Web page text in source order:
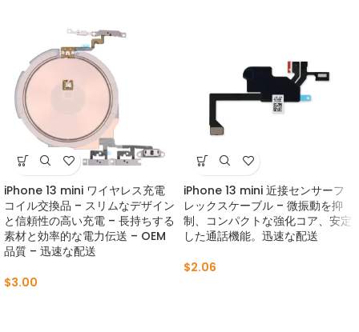
iPhone 13 mini ワイヤレス充電
コイル交換品 – スリムなデザイン
と信頼性の高い充電 – 長持ちする
素材と効率的な電力伝送 – OEM
品質 – 迅速な配送
$3.00
iPhone 13 mini 近接センサーフ
レックスケーブル – 微振動を抑
制、コンパクトな強化コア、安定
した通話機能。迅速な配送
$2.06